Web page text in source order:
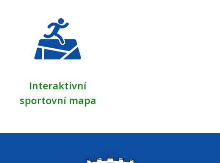
Interaktivní
sportovní mapa